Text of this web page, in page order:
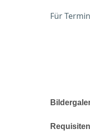
Für